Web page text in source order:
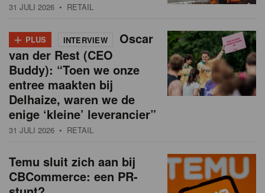
31 JULI 2026 • RETAIL
+ PLUS INTERVIEW
Oscar
van der Rest (CEO
Buddy): “Toen we onze
entree maakten bij
Delhaize, waren we de
enige ‘kleine’ leverancier”
31 JULI 2026 • RETAIL
Temu sluit zich aan bij
CBCommerce: een PR-